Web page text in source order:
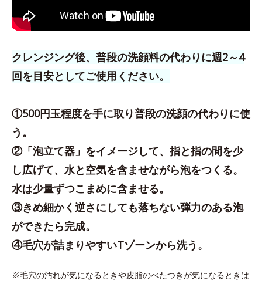
クレンジング後、普段の洗顔料の代わりに週2～4
回を目安としてご使用ください。
①500円玉程度を手に取り普段の洗顔の代わりに使
う。
②「泡立て器」をイメージして、指と指の間を少
し広げて、水と空気を含ませながら泡をつくる。
水は少量ずつこまめに含ませる。
③きめ細かく逆さにしても落ちない弾力のある泡
ができたら完成。
④毛穴が詰まりやすいTゾーンから洗う。
※毛穴の汚れが気になるときや皮脂のべたつきが気になるときは